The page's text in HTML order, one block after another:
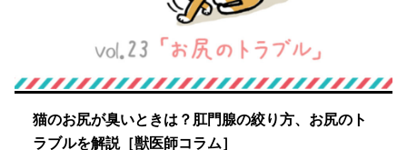
猫のお尻が臭いときは？肛門腺の絞り方、お尻のト
ラブルを解説［獣医師コラム］